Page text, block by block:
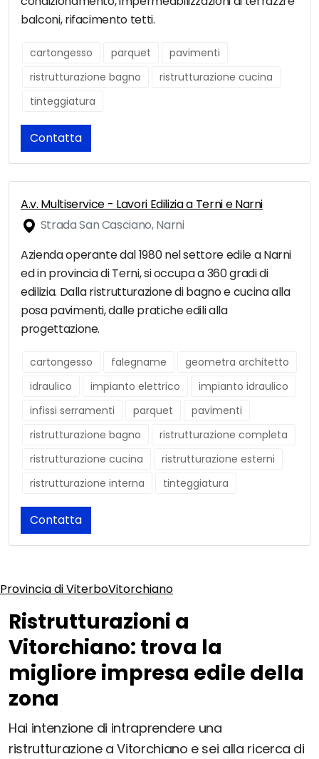
balconi, rifacimento tetti.
cartongesso parquet
pavimenti
ristrutturazione bagno
ristrutturazione cucina
tinteggiatura
Contatta
A.v. Multiservice - Lavori Edilizia a Terni e Narni
Strada San Casciano, Narni
Azienda operante dal 1980 nel settore edile a Narni
ed in provincia di Terni, si occupa a 360 gradi di
edilizia. Dalla ristrutturazione di bagno e cucina alla
posa pavimenti, dalle pratiche edili alla
progettazione.
cartongesso falegname
geometra architetto
idraulico
impianto elettrico
impianto idraulico
infissi serramenti
parquet
pavimenti
ristrutturazione bagno
ristrutturazione completa
ristrutturazione cucina
ristrutturazione esterni
ristrutturazione interna
tinteggiatura
Contatta
Provincia di ViterboVitorchiano
Ristrutturazioni a
Vitorchiano: trova la
migliore impresa edile della
zona
Hai intenzione di intraprendere una
ristrutturazione a Vitorchiano e sei alla ricerca di